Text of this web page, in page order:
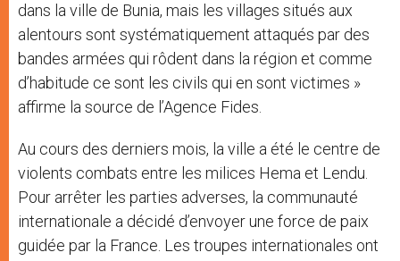
dans la ville de Bunia, mais les villages situés aux
alentours sont systématiquement attaqués par des
bandes armées qui rôdent dans la région et comme
d’habitude ce sont les civils qui en sont victimes »
affirme la source de l’Agence Fides.
Au cours des derniers mois, la ville a été le centre de
violents combats entre les milices Hema et Lendu.
Pour arrêter les parties adverses, la communauté
internationale a décidé d’envoyer une force de paix
guidée par la France. Les troupes internationales ont